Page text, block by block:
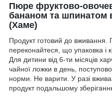
Пюре фруктово-
бананом та шпинатом
(Хаме)
Продукт готовий до
переконайтеся, що упаковка і
Для дитини від 6-ти місяців
чайної ложки в день,
норми. Не варити. У разі
продукт подальшому